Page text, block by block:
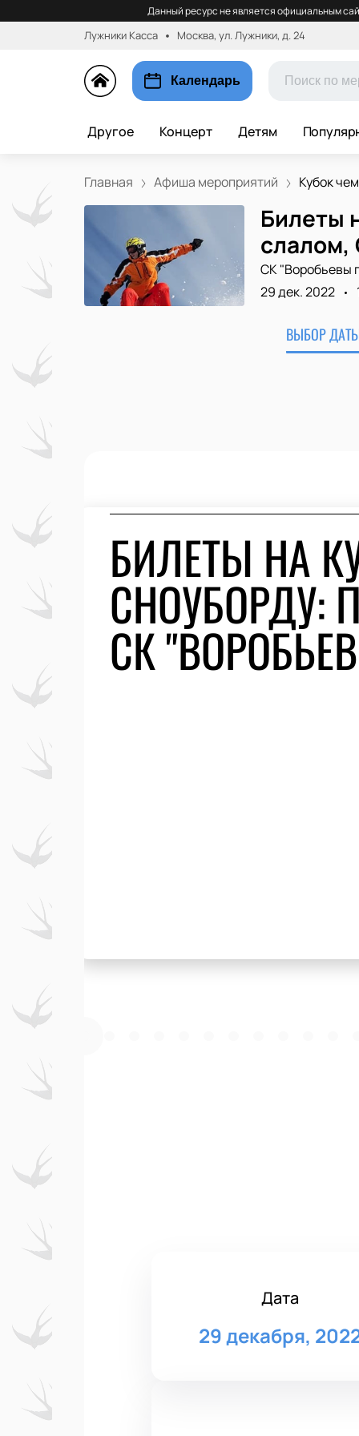
Данный ресурс не является официальным
Лужники Касса Москва, ул. Лужники, д. 24
Календарь
Другое Концерт Детям
Главная Афиша мероприятий Кубок
Билеты
слалом,
СК "Воробьевы
29 дек. 2022
ВЫБОР
БИЛЕТЫ НА
СНОУБОРДУ:
СК
Дата
29 декабря,